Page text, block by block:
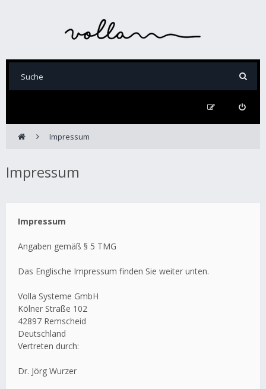
Impressum
Impressum
Impressum
Angaben gemäß § 5 TMG
Das Englische Impressum finden Sie weiter unten.
Volla Systeme GmbH
Kölner Straße 102
42897 Remscheid
Deutschland
Vertreten durch:
Dr. Jörg Wurzer